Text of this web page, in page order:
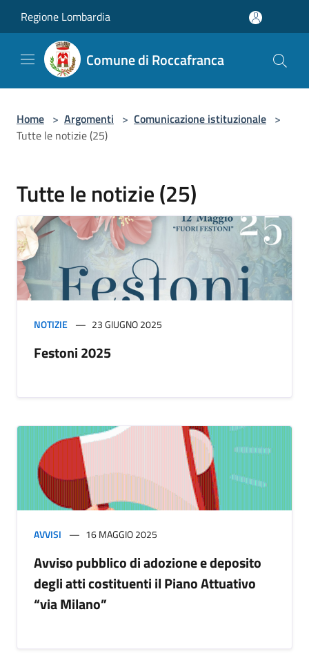
Regione Lombardia
Comune di Roccafranca
Home > Argomenti > Comunicazione istituzionale >
Tutte le notizie (25)
Tutte le notizie (25)
NOTIZIE 23 GIUGNO 2025
Festoni 2025
AVVISI 16 MAGGIO 2025
Avviso pubblico di adozione e deposito
degli atti costituenti il Piano Attuativo
“via Milano”